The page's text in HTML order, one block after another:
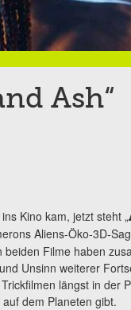
Ash“
Kino kam, jetzt steht „
Aliens-Öko-3D-
beiden Filme haben
Unsinn weiterer
längst in der
auf dem Planeten gibt.